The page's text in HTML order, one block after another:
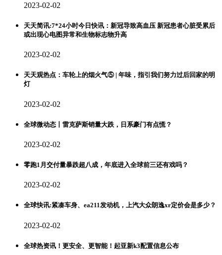
2023-02-02
天天简讯:7*24小时今日快讯：新冠导致高血压 新冠患者心脏受累后
或出现心电图异常和生物标志物升高
2023-02-02
天天观热点：车轮上的烟火气⑤ | 年味，指引我们努力过后回家的明
灯
2023-02-02
全球微动态丨雷克萨斯销量大跌，日系豪门有点慌？
2023-02-02
零跑1月交付量暴跌超八成，年底进入全球前三还有戏吗？
2023-02-02
全球快讯:紧凑车身、ea211发动机，上汽大众朗逸xr定价会是多少？
2023-02-02
全球热资讯！更安全、更智能！起亚新k3配置信息公布